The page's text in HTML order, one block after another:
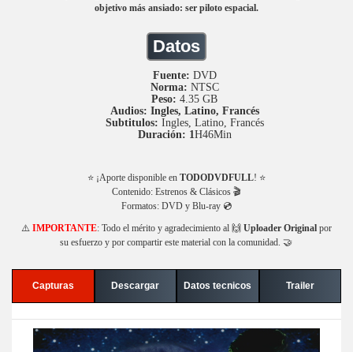
objetivo más ansiado: ser piloto espacial.
Datos
Fuente: DVD
Norma: NTSC
Peso: 4.35 GB
Audios: Ingles, Latino, Francés
Subtitulos: Ingles, Latino, Francés
Duración: 1H46Min
⭐ ¡Aporte disponible en TODODVDFULL! ⭐
Contenido: Estrenos & Clásicos 🎬
Formatos: DVD y Blu-ray 💿
⚠️ IMPORTANTE: Todo el mérito y agradecimiento al 🙌 Uploader Originalpor
su esfuerzo y por compartir este material con la comunidad. 🤝
Capturas Descargar Datos tecnicos Trailer